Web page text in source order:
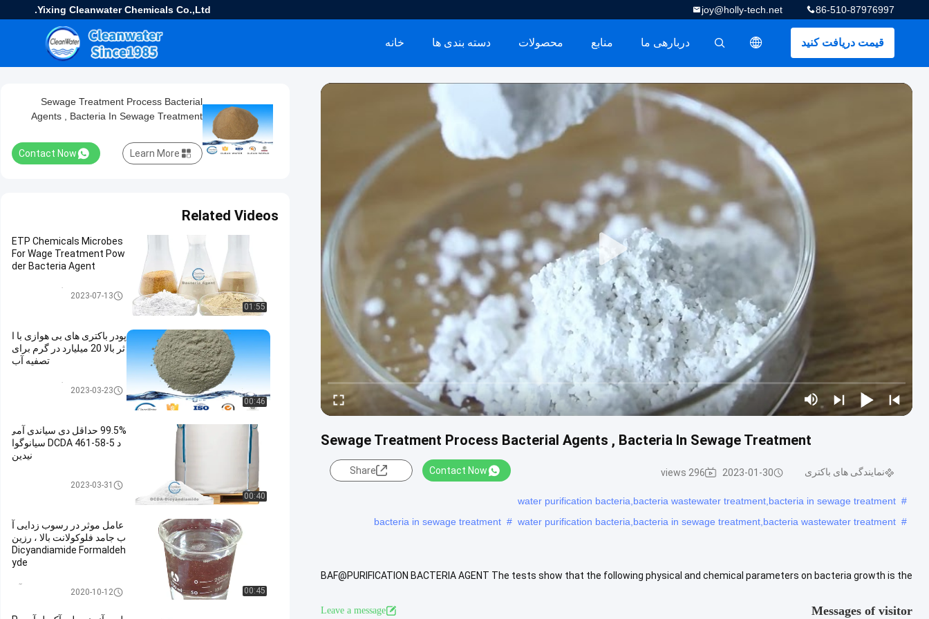
Yixing Cleanwater Chemicals Co.,Ltd. 86-510-87976997
joy@holly-tech.net
قیمت دریافت کنید خانه دسته بندی ها محصولات منابع دربارهی ما
Sewage Treatment Process Bacterial Agents , Bacteria In Sewage Treatment
نمایندگی های باکتری 2023-01-30
296 views
Contact Now
Share
#
water purification bacteria,bacteria wastewater treatment,bacteria in sewage treatment
#
water purification bacteria,bacteria in sewage treatment,bacteria wastewater treatment
#
bacteria in sewage treatment
BAF@PURIFICATION BACTERIA AGENT The tests show that the following physical and chemical parameters on bacteria growth is the
Messages of visitor
Leave a message
Sewage Treatment Process Bacterial
Agents , Bacteria In Sewage Treatment
Contact Now Learn More
Related Videos
01:55
ETP Chemicals Microbes
For Wage Treatment Pow
der Bacteria Agent
نمایندگی های باکتری2023-07-13
00:46
پودر باکتری های بی هوازی با ا
ثر بالا 20 میلیارد در گرم برای
تصفیه آب
نمایندگی های باکتری2023-03-23
00:40
99.5% حداقل دی سیاندی آمی
د DCDA 461-58-5 سیانوگوا
نیدین
Dicyandiamide DCDA2023-03-31
00:45
عامل موثر در رسوب زدایی آ
ب جامد فلوکولانت بالا ، رزین
Dicyandiamide Formaldeh
yde
Decoloring Agent آب2020-10-12